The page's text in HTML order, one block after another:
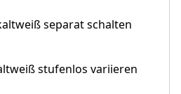
separat schalten
stufenlos variieren